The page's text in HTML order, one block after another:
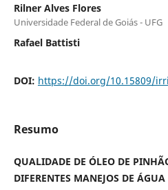
Rilner Alves Flores
Universidade Federal de Goiás - UFG
Rafael Battisti
DOI: https://doi.org/10.15809/
Resumo
QUALIDADE DE ÓLEO DE
DIFERENTES MANEJOS DE